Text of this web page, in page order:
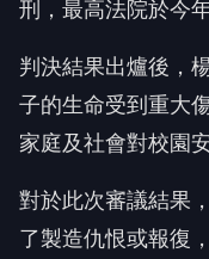
刑，最高法院於今
判決結果出爐後，
子的生命受到重大
家庭及社會對校園
對於此次審議結果
了製造仇恨或報復